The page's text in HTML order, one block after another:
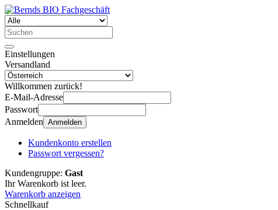
Einstellungen
Versandland
Willkommen zurück!
E-Mail-Adresse
Passwort
Anmelden Anmelden
Kundenkonto erstellen
Passwort vergessen?
Kundengruppe: Gast
Ihr Warenkorb ist leer.
Warenkorb anzeigen
Schnellkauf